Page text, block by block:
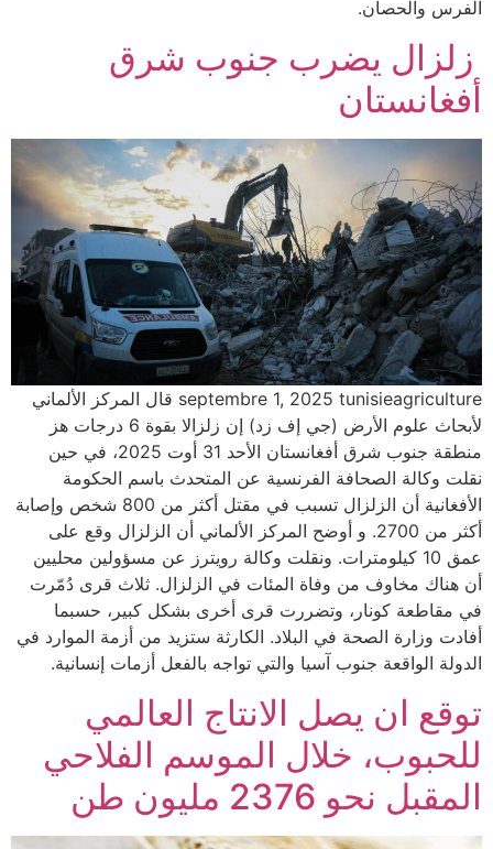
الفرس والحصان.
زلزال يضرب جنوب شرق
أفغانستان
septembre 1, 2025 tunisieagriculture قال المركز الألماني
لأبحاث علوم الأرض (جي إف زد) إن زلزالا بقوة 6 درجات هز
منطقة جنوب شرق أفغانستان الأحد 31 أوت 2025، في حين
نقلت وكالة الصحافة الفرنسية عن المتحدث باسم الحكومة
الأفغانية أن الزلزال تسبب في مقتل أكثر من 800 شخص وإصابة
أكثر من 2700. و أوضح المركز الألماني أن الزلزال وقع على
عمق 10 كيلومترات. ونقلت وكالة رويترز عن مسؤولين محليين
أن هناك مخاوف من وفاة المئات في الزلزال. ثلاث قرى دُمّرت
في مقاطعة كونار، وتضررت قرى أخرى بشكل كبير، حسبما
أفادت وزارة الصحة في البلاد. الكارثة ستزيد من أزمة الموارد في
الدولة الواقعة جنوب آسيا والتي تواجه بالفعل أزمات إنسانية.
توقع ان يصل الانتاج العالمي
للحبوب، خلال الموسم الفلاحي
المقبل نحو 2376 مليون طن